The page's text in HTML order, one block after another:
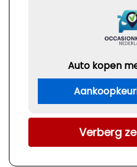
Auto kopen
Verberg